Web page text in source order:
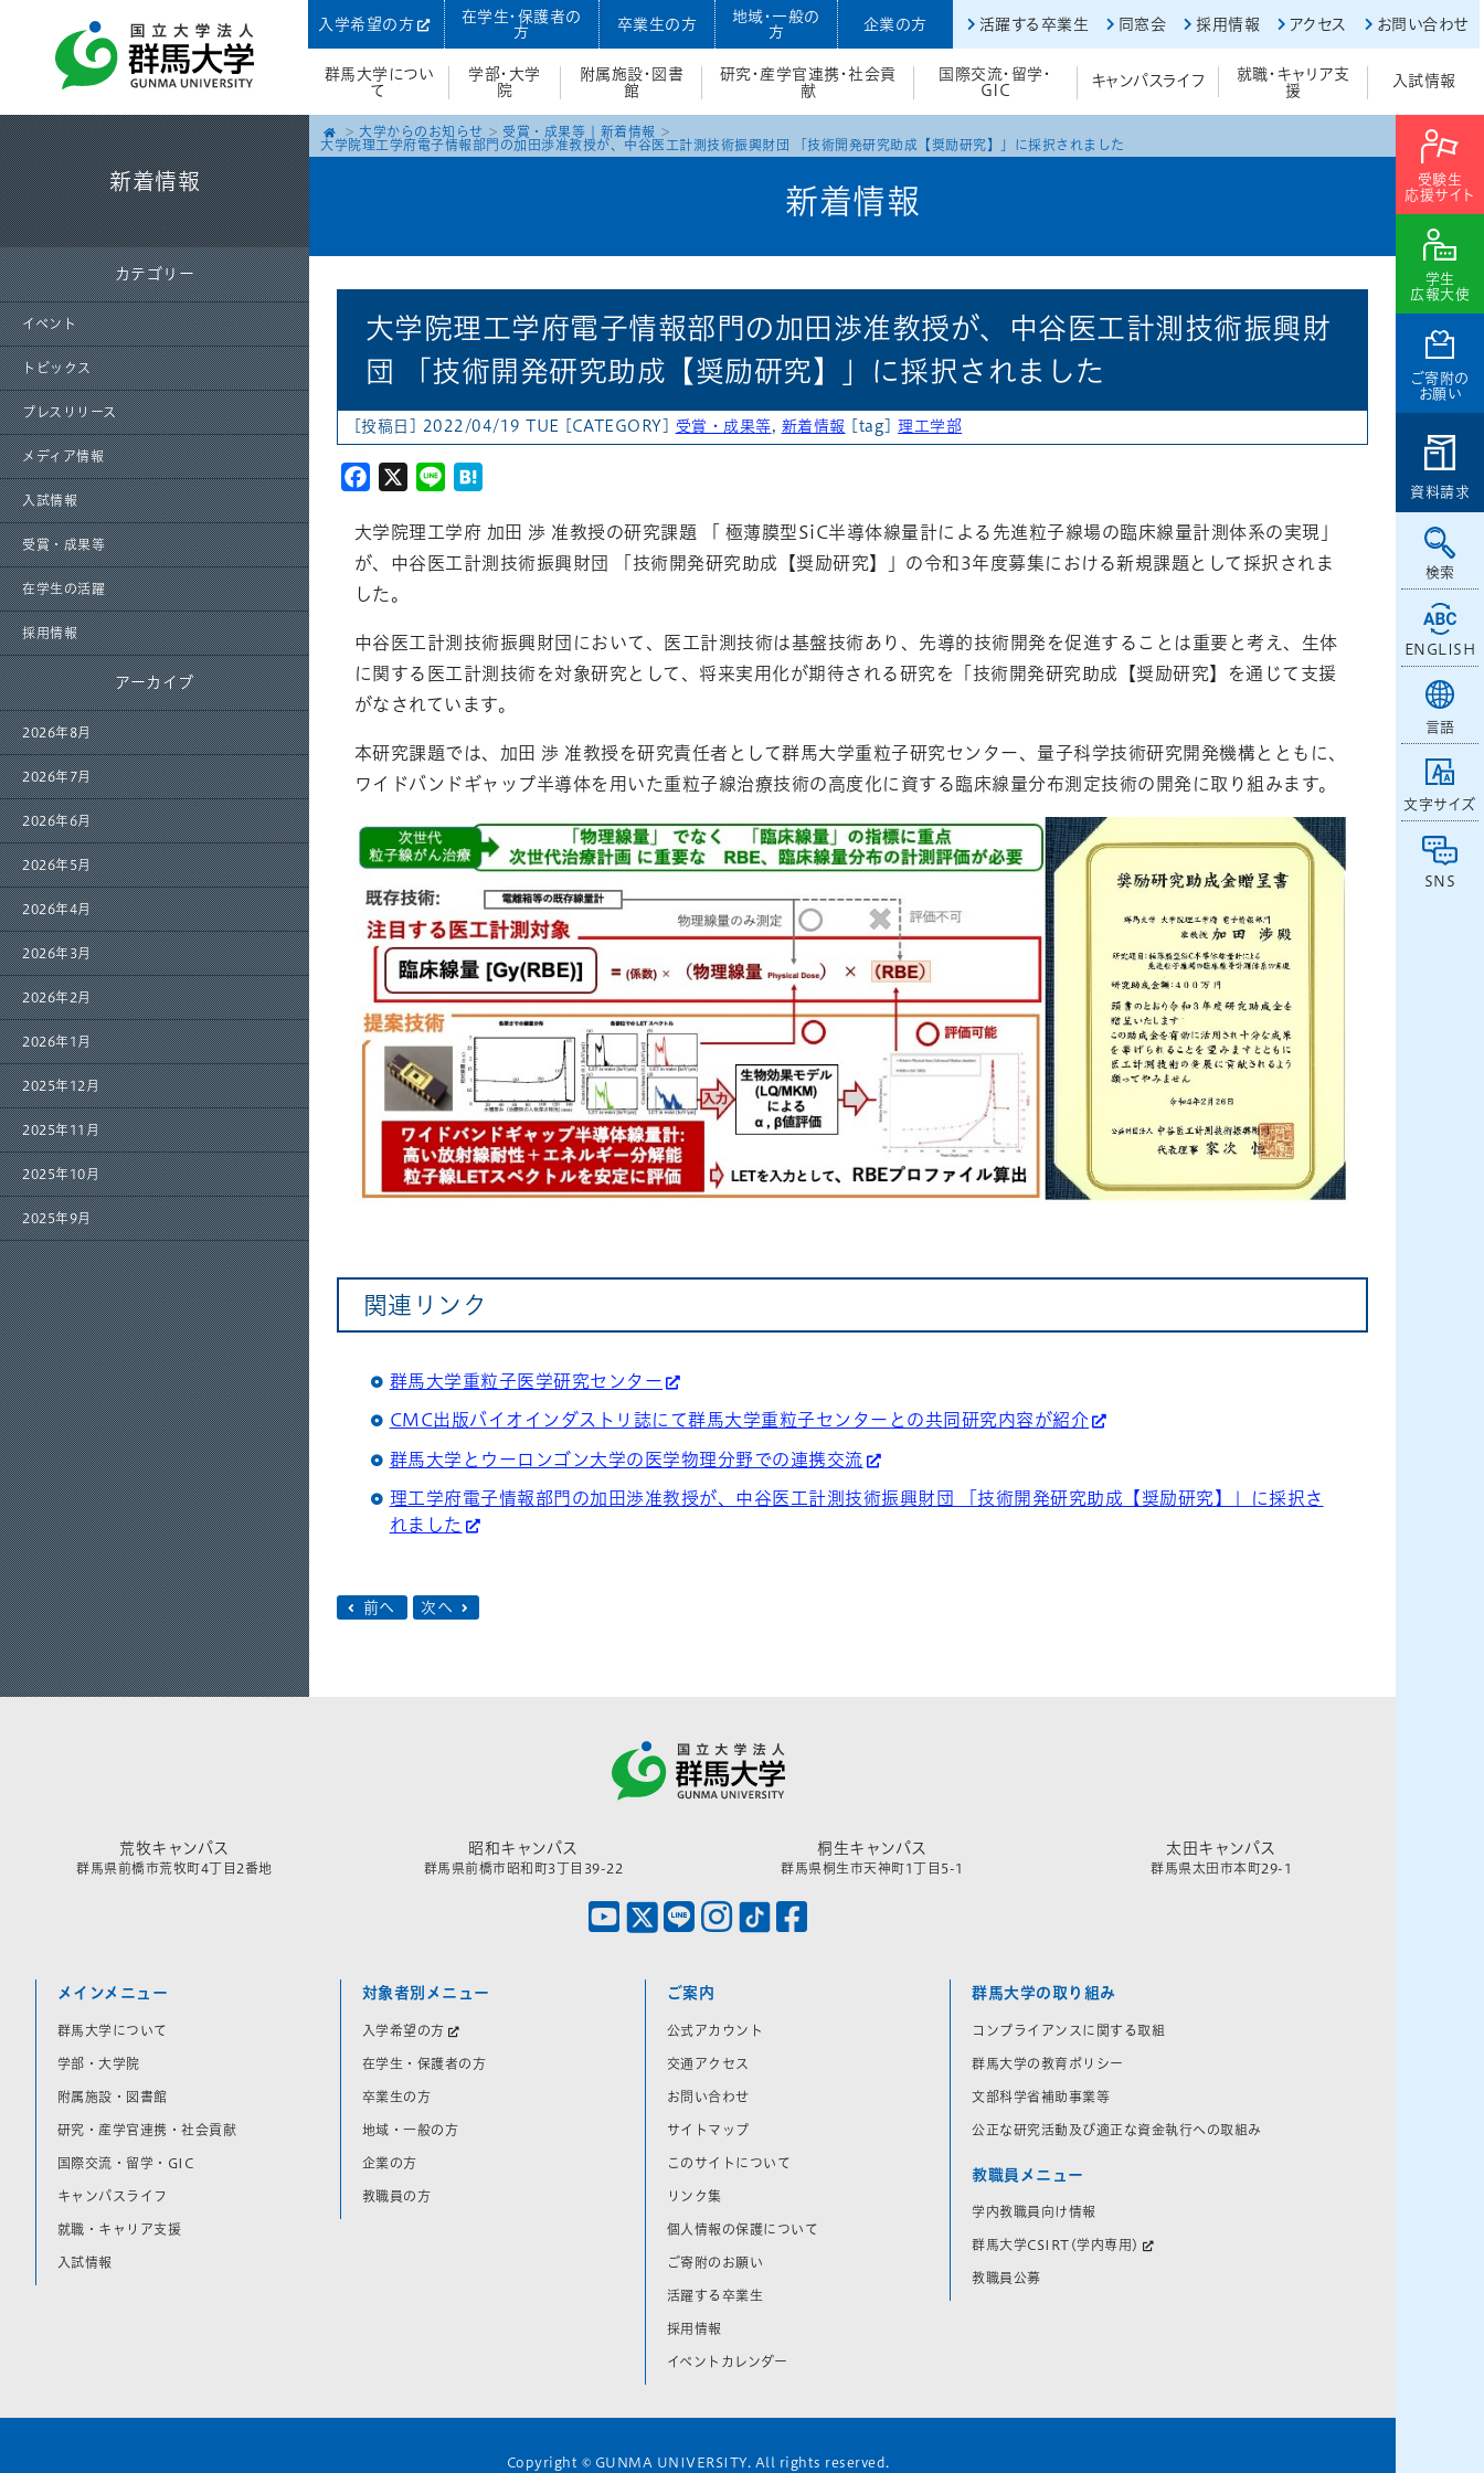
入学希望の方
在学生・保護者の
方
卒業生の方
地域・一般の
方
企業の方 活躍する卒業生 同窓会 採用情報 アクセス お問い合わせ
群馬大学につい
て
学部・大学
院
附属施設・図書
館
研究・産学官連携・社会貢
献
国際交流・留学・
GIC
キャンパスライフ
就職・キャリア支
援
入試情報
受験生
応援サイト
学生
広報大使
ご寄附の
お願い
資料請求
検索
ENGLISH
言語
文字サイズ
SNS
新着情報
カテゴリー
イベント
トピックス
プレスリリース
メディア情報
入試情報
受賞・成果等
在学生の活躍
採用情報
アーカイブ
2026年8月
2026年7月
2026年6月
2026年5月
2026年4月
2026年3月
2026年2月
2026年1月
2025年12月
2025年11月
2025年10月
2025年9月
大学からのお知らせ 受賞・成果等
新着情報
大学院理工学府電子情報部門の加田渉准教授が、中谷医工計測技術振興財団 「技術開発研究助成【奨励研究】」に採択されました
新着情報
大学院理工学府電子情報部門の加田渉准教授が、中谷医工計測技術振興財
団 「技術開発研究助成【奨励研究】」に採択されました
[投稿日] 2022/04/19 TUE [CATEGORY] 受賞・成果等 , 新着情報 [tag] 理工学部
Facebook
X Line
大学院理工学府 加田 渉 准教授の研究課題 「 極薄膜型SiC半導体線量計による先進粒子線場の臨床線量計測体系の実現」
が、中谷医工計測技術振興財団 「技術開発研究助成【奨励研究】」の令和3年度募集における新規課題として採択されま
した。
中谷医工計測技術振興財団において、医工計測技術は基盤技術あり、先導的技術開発を促進することは重要と考え、生体
に関する医工計測技術を対象研究として、将来実用化が期待される研究を「技術開発研究助成【奨励研究】を通じて支援
がなされています。
本研究課題では、加田 渉 准教授を研究責任者として群馬大学重粒子研究センター、量子科学技術研究開発機構とともに、
ワイドバンドギャップ半導体を用いた重粒子線治療技術の高度化に資する臨床線量分布測定技術の開発に取り組みます。
関連リンク
群馬大学重粒子医学研究センター
CMC出版バイオインダストリ誌にて群馬大学重粒子センターとの共同研究内容が紹介
群馬大学とウーロンゴン大学の医学物理分野での連携交流
理工学府電子情報部門の加田渉准教授が、中谷医工計測技術振興財団 「技術開発研究助成【奨励研究】」に採択さ
れました
前へ 次へ
荒牧キャンパス
群馬県前橋市荒牧町4丁目2番地
昭和キャンパス
群馬県前橋市昭和町3丁目39-22
桐生キャンパス
群馬県桐生市天神町1丁目5-1
太田キャンパス
群馬県太田市本町29-1
メインメニュー
群馬大学について
学部・大学院
附属施設・図書館
研究・産学官連携・社会貢献
国際交流・留学・GIC
キャンパスライフ
就職・キャリア支援
入試情報
対象者別メニュー
入学希望の方
在学生・保護者の方
卒業生の方
地域・一般の方
企業の方
教職員の方
ご案内
公式アカウント
交通アクセス
お問い合わせ
サイトマップ
このサイトについて
リンク集
個人情報の保護について
ご寄附のお願い
活躍する卒業生
採用情報
イベントカレンダー
群馬大学の取り組み
コンプライアンスに関する取組
群馬大学の教育ポリシー
文部科学省補助事業等
公正な研究活動及び適正な資金執行への取組み
教職員メニュー
学内教職員向け情報
群馬大学CSIRT(学内専用)
教職員公募
Copyright © GUNMA UNIVERSITY. All rights reserved.